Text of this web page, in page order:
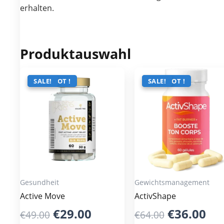
erhalten.
Produktauswahl
ANGEBOT !
SALE!
Gesundheit
Active Move
€49.00 Original
€29.00 Current
ANGEBOT !
SALE!
Gewichtsmanagement
ActivShape
€64.00 Original
€36.00